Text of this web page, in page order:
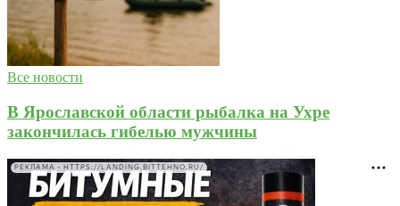
Все новости
В Ярославской области рыбалка на Ухре
закончилась гибелью мужчины
РЕКЛАМА • HTTPS://LANDING.BITTEHNO.RU/